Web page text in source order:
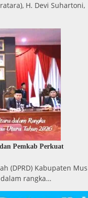
H. Devi Suhartoni,
Pemkab Perkuat
(DPRD) Kabupaten
rangka…